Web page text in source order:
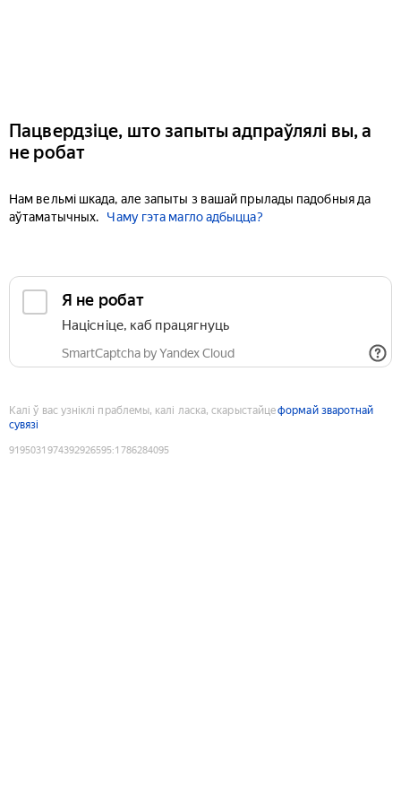
Пацвердзіце, што запыты адпраўлялі вы, а
не робат
Нам вельмі шкада, але запыты з вашай прылады падобныя да
аўтаматычных.
Чаму гэта магло адбыцца?
Я не робат
Націсніце, каб працягнуць
SmartCaptcha by Yandex Cloud
Калі ў вас узніклі праблемы, калі ласка, скарыстайцеформай зваротнай
сувязі
9195031974392926595:1786284095